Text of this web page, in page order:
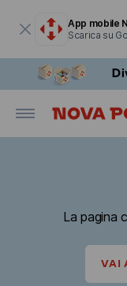
App mobile
Scarica su
La pagina
VAI